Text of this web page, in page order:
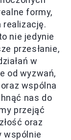
formy,
realizację.
nie jedynie
przesłanie,
w
od wyzwań,
wspólna
nas do
przejąć
oraz
wspólnie